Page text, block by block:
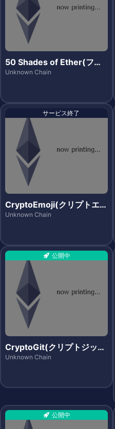
50 Shades of Ether(フィ
フティシェイズ・オブ・イ
Unknown Chain
サービス終了
CryptoEmoji(クリプトエモ
ジ)
Unknown Chain
公開中
CryptoGit(クリプトジッ
ト)
Unknown Chain
公開中